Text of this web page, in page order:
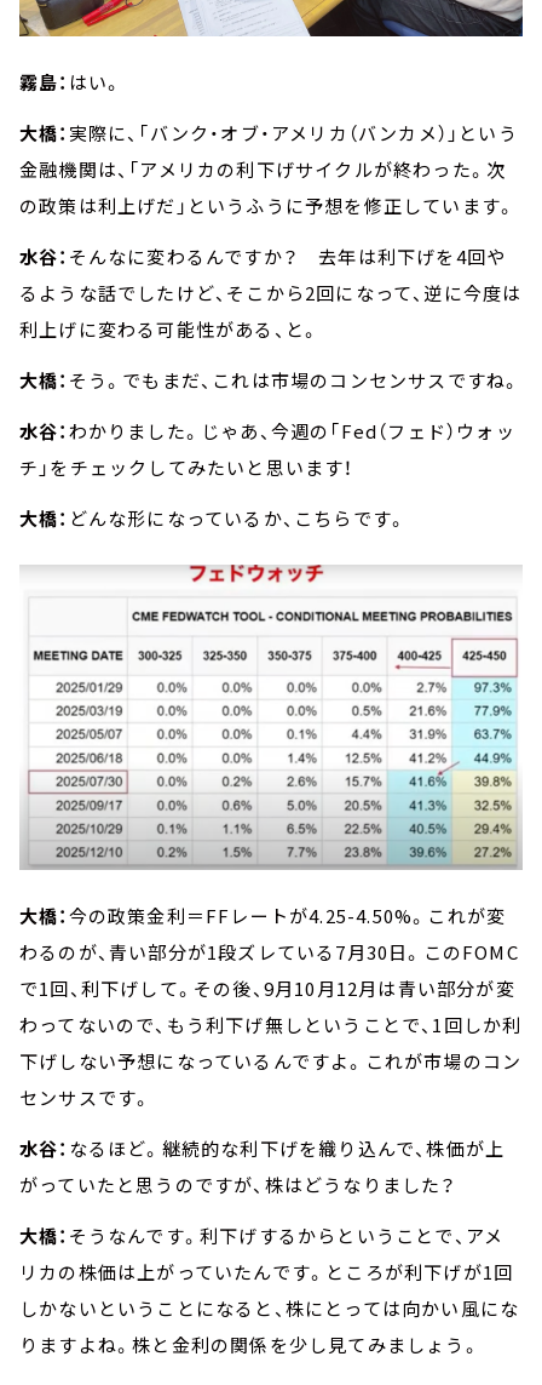
霧島： はい。
大橋： 実際に、「バンク・オブ・アメリカ（バンカメ）」という
金融機関は、「アメリカの利下げサイクルが終わった。次
の政策は利上げだ」というふうに予想を修正しています。
水谷： そんなに変わるんですか？ 去年は利下げを4回や
るような話でしたけど、そこから2回になって、逆に今度は
利上げに変わる可能性がある、と。
大橋： そう。でもまだ、これは市場のコンセンサスですね。
水谷：わかりました。じゃあ、今週の「Fed（フェド）ウォッ
チ」をチェックしてみたいと思います！
大橋： どんな形になっているか、こちらです。
大橋：今の政策金利＝FFレートが4.25-4.50%。これが変
わるのが、青い部分が1段ズレている7月30日。このFOMC
で1回、利下げして。その後、9月10月12月は青い部分が変
わってないので、もう利下げ無しということで、1回しか利
下げしない予想になっているんですよ。これが市場のコン
センサスです。
水谷： なるほど。継続的な利下げを織り込んで、株価が上
がっていたと思うのですが、株はどうなりました？
大橋： そうなんです。利下げするからということで、アメ
リカの株価は上がっていたんです。ところが利下げが1回
しかないということになると、株にとっては向かい風にな
りますよね。株と金利の関係を少し見てみましょう。